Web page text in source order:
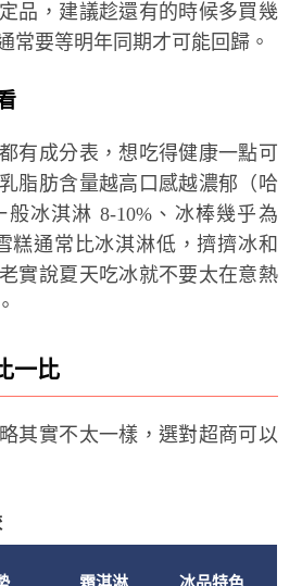
品，建議趁還有的時候多買幾
常要等明年同期才可能回歸。
有成分表，想吃得健康一點可
脂肪含量越高口感越濃郁（哈
般冰淇淋 8-10%、冰棒幾乎為
糕通常比冰淇淋低，擠擠冰和
實說夏天吃冰就不要太在意熱
一比
其實不太一樣，選對超商可以